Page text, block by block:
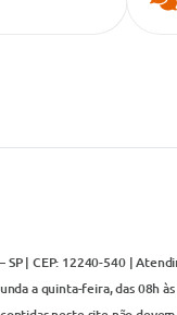
SP | CEP: 12240-540 |
a quinta-feira, das 08h